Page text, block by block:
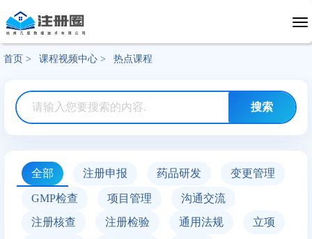
首页 > 课程视频中心 > 热点课程
全部 注册申报 药品研发 变更管理
GMP检查 项目管理
沟通交流
注册核查
注册检验 通用法规
立项